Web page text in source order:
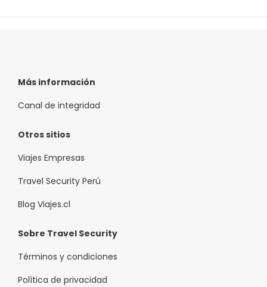
Más información
Canal de integridad
Otros sitios
Viajes Empresas
Travel Security Perú
Blog Viajes.cl
Sobre Travel Security
Términos y condiciones
Política de privacidad